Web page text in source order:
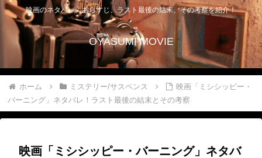
映画のネタバレ、あらすじ、ラスト最後の結末、その考察を紹介！
OYASUMI MOVIE
ホーム ミステリー/サスペンス
映画「ミシシッピー・
バーニング」ネタバレ！ラスト最後の結末とその考察
映画「ミシシッピー・バーニング」ネタバ